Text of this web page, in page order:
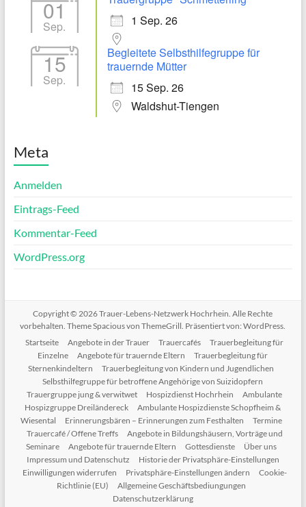
01
Sep.
1 Sep. 26
15
Sep.
Begleitete Selbsthilfegruppe für
trauernde Mütter
15 Sep. 26
Waldshut-Tiengen
Meta
Anmelden
Eintrags-Feed
Kommentar-Feed
WordPress.org
Copyright © 2026Trauer-Lebens-Netzwerk Hochrhein. Alle Rechte
vorbehalten. ThemeSpaciousvon ThemeGrill. Präsentiert von:WordPress.
Startseite
Angebote in der Trauer Trauercafés
Trauerbegleitung für
Einzelne
Angebote für trauernde Eltern
Trauerbegleitung für
Sternenkindeltern
Trauerbegleitung von Kindern und Jugendlichen
Selbsthilfegruppe für betroffene Angehörige von Suizidopfern
Trauergruppe jung & verwitwet
Hospizdienst Hochrhein
Ambulante
Hospizgruppe Dreiländereck
Ambulante Hospizdienste Schopfheim &
Wiesental
Erinnerungsbären – Erinnerungen zum Festhalten
Termine
Trauercafé / Offene Treffs
Angebote in Bildungshäusern, Vorträge und
Seminare
Angebote für trauernde Eltern Gottesdienste
Über uns
Impressum und Datenschutz
Historie der Privatsphäre-Einstellungen
Einwilligungen widerrufen
Privatsphäre-Einstellungen ändern
Cookie-
Richtlinie (EU)
Allgemeine Geschäftsbediungungen
Datenschutzerklärung